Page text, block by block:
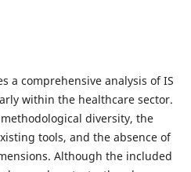
a comprehensive analysis of IS
within the healthcare sector.
diversity, the
tools, and the absence of
Although the included